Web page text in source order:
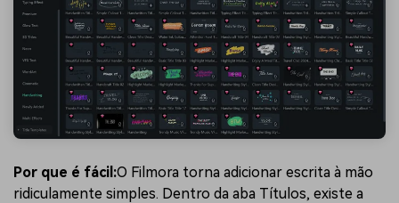
Por que é fácil:O Filmora torna adicionar escrita à mão
ridiculamente simples. Dentro da aba Títulos, existe a